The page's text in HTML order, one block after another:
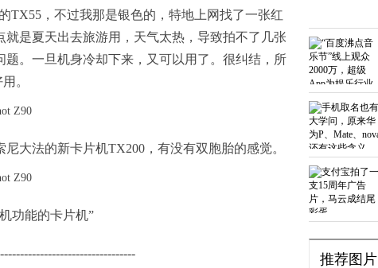
TX55，不过我那是银色的，特地上网找了一张红
是夏天出去旅游用，天气太热，导致拍不了几张
。一旦机身冷却下来，又可以用了。很纠结，所
。
大法的新卡片机TX200，有没有双胞胎的感觉。
功能的卡片机”
推荐图片